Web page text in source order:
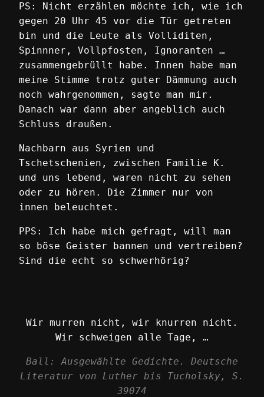
PS: Nicht erzählen möchte ich, wie ich
gegen 20 Uhr 45 vor die Tür getreten
bin und die Leute als Volliditen,
Spinnner, Vollpfosten, Ignoranten …
zusammengebrüllt habe. Innen habe man
meine Stimme trotz guter Dämmung auch
noch wahrgenommen, sagte man mir.
Danach war dann aber angeblich auch
Schluss draußen.
Nachbarn aus Syrien und
Tschetschenien, zwischen Familie K.
und uns lebend, waren nicht zu sehen
oder zu hören. Die Zimmer nur von
innen beleuchtet.
PPS: Ich habe mich gefragt, will man
so böse Geister bannen und vertreiben?
Sind die echt so schwerhörig?
Wir murren nicht, wir knurren nicht.
Wir schweigen alle Tage, …
Ball: Ausgewählte Gedichte. Deutsche
Literatur von Luther bis Tucholsky, S.
39074